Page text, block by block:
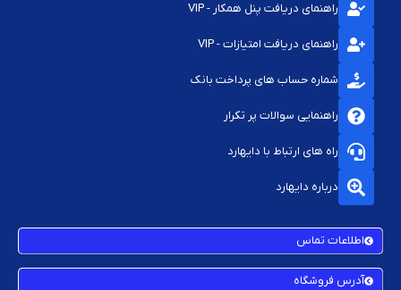
راهنمای دریافت پنل همکار - VIP
راهنمای دریافت امتیازات - VIP
شماره حساب های پرداخت بانک
راهنمایی سوالات پر تکرار
راه های ارتباط با دایهارد
درباره دایهارد
اطلاعات تماس
آدرس فروشگاه